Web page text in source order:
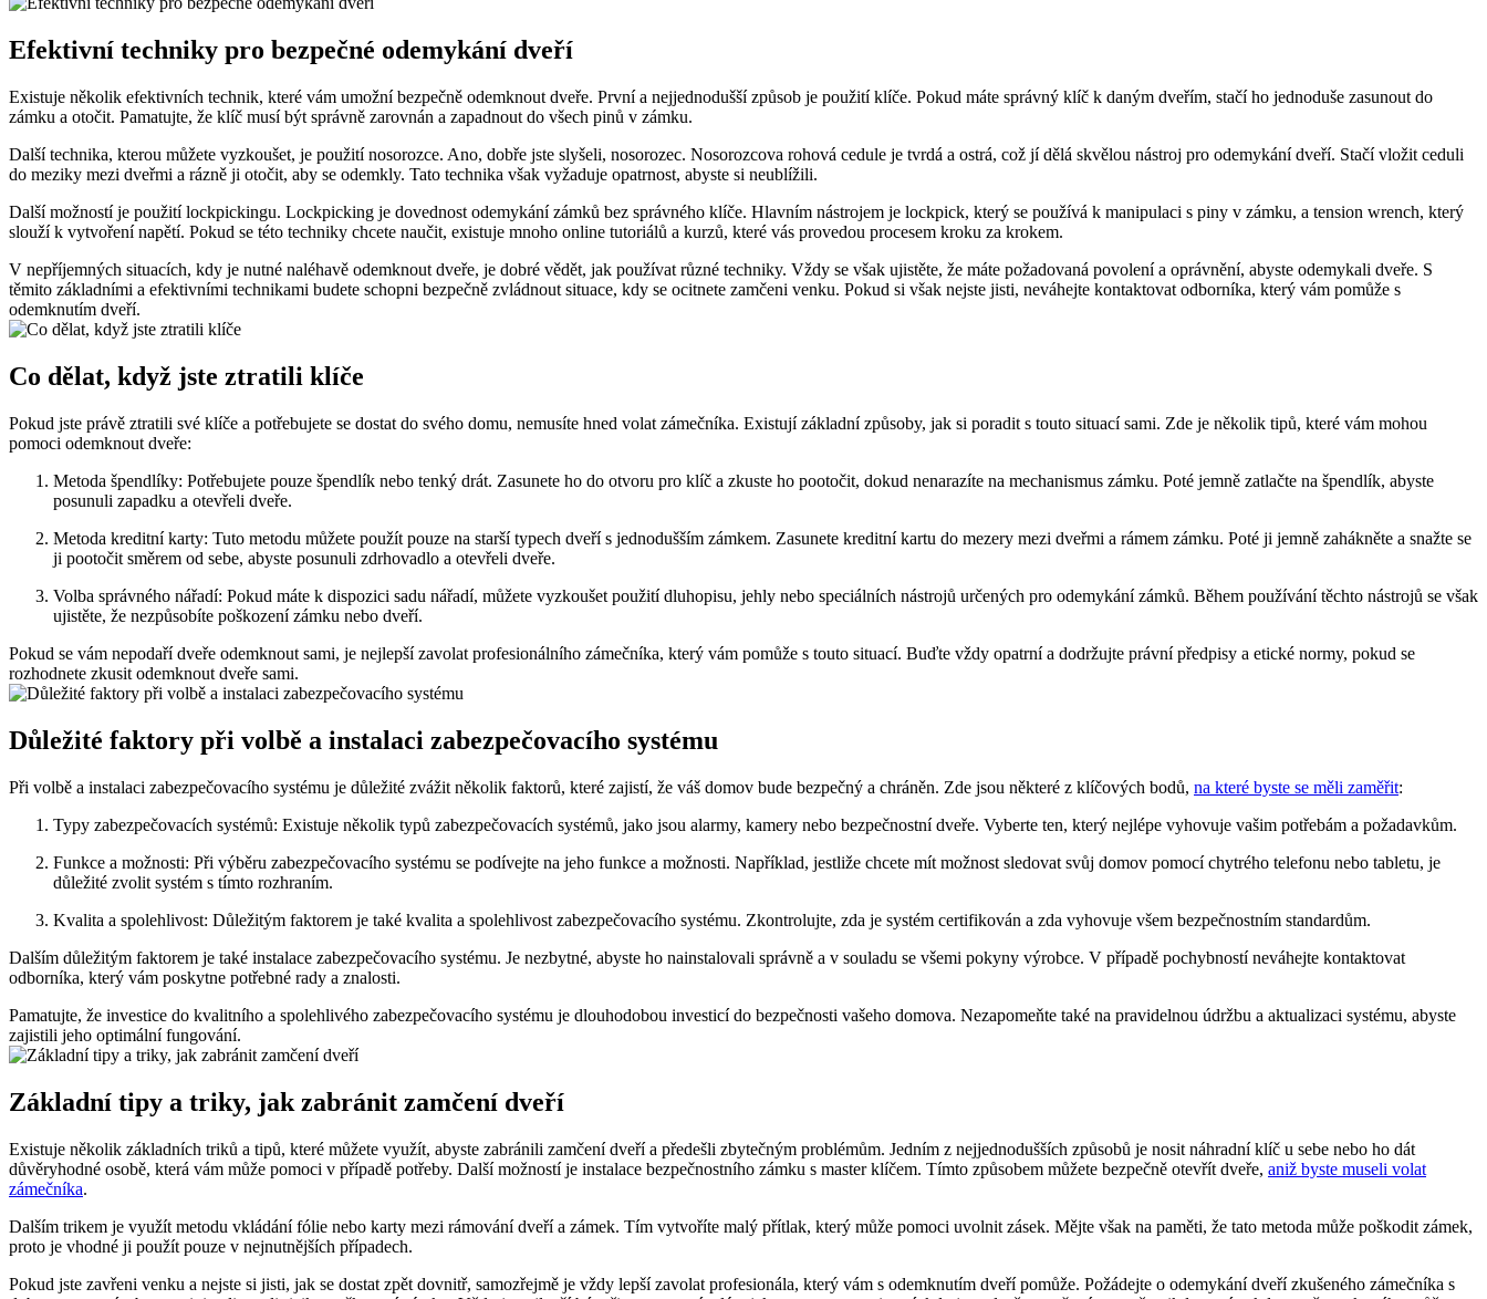
Efektivní techniky pro bezpečné odemykání dveří
Existuje několik efektivních technik, které vám umožní bezpečně odemknout dveře. První a nejjednodušší způsob je použití klíče. Pokud máte správný klíč k daným dveřím, stačí ho jednoduše zasunout do
zámku a otočit. Pamatujte, že klíč musí být správně zarovnán a zapadnout do všech pinů v zámku.
Další technika, kterou můžete vyzkoušet, je použití nosorozce. Ano, dobře jste slyšeli, nosorozec. Nosorozcova rohová cedule je tvrdá a ostrá, což jí dělá skvělou nástroj pro odemykání dveří. Stačí vložit ceduli
do meziky mezi dveřmi a rázně ji otočit, aby se odemkly. Tato technika však vyžaduje opatrnost, abyste si neublížili.
Další možností je použití lockpickingu. Lockpicking je dovednost odemykání zámků bez správného klíče. Hlavním nástrojem je lockpick, který se používá k manipulaci s piny v zámku, a tension wrench, který
slouží k vytvoření napětí. Pokud se této techniky chcete naučit, existuje mnoho online tutoriálů a kurzů, které vás provedou procesem kroku za krokem.
V nepříjemných situacích, kdy je nutné naléhavě odemknout dveře, je dobré vědět, jak používat různé techniky. Vždy se však ujistěte, že máte požadovaná povolení a oprávnění, abyste odemykali dveře. S
těmito základními a efektivními technikami budete schopni bezpečně zvládnout situace, kdy se ocitnete zamčeni venku. Pokud si však nejste jisti, neváhejte kontaktovat odborníka, který vám pomůže s
odemknutím dveří.
Co dělat, když jste ztratili klíče
Pokud jste právě ztratili své klíče a potřebujete se dostat do svého domu, nemusíte hned volat zámečníka. Existují základní způsoby, jak si poradit s touto situací sami. Zde je několik tipů, které vám mohou
pomoci odemknout dveře:
Metoda špendlíky: Potřebujete pouze špendlík nebo tenký drát. Zasunete ho do otvoru pro klíč a zkuste ho pootočit, dokud nenarazíte na mechanismus zámku. Poté jemně zatlačte na špendlík, abyste
posunuli zapadku a otevřeli dveře.
Metoda kreditní karty: Tuto metodu můžete použít pouze na starší typech dveří s jednodušším zámkem. Zasunete kreditní kartu do mezery mezi dveřmi a rámem zámku. Poté ji jemně zahákněte a snažte se
ji pootočit směrem od sebe, abyste posunuli zdrhovadlo a otevřeli dveře.
Volba správného nářadí: Pokud máte k dispozici sadu nářadí, můžete vyzkoušet použití dluhopisu, jehly nebo speciálních nástrojů určených pro odemykání zámků. Během používání těchto nástrojů se však
ujistěte, že nezpůsobíte poškození zámku nebo dveří.
Pokud se vám nepodaří dveře odemknout sami, je nejlepší zavolat profesionálního zámečníka, který vám pomůže s touto situací. Buďte vždy opatrní a dodržujte právní předpisy a etické normy, pokud se
rozhodnete zkusit odemknout dveře sami.
Důležité faktory při volbě a instalaci zabezpečovacího systému
Při volbě a instalaci zabezpečovacího systému je důležité zvážit několik faktorů, které zajistí, že váš domov bude bezpečný a chráněn. Zde jsou některé z klíčových bodů, na které byste se měli zaměřit:
Typy zabezpečovacích systémů: Existuje několik typů zabezpečovacích systémů, jako jsou alarmy, kamery nebo bezpečnostní dveře. Vyberte ten, který nejlépe vyhovuje vašim potřebám a požadavkům.
Funkce a možnosti: Při výběru zabezpečovacího systému se podívejte na jeho funkce a možnosti. Například, jestliže chcete mít možnost sledovat svůj domov pomocí chytrého telefonu nebo tabletu, je
důležité zvolit systém s tímto rozhraním.
Kvalita a spolehlivost: Důležitým faktorem je také kvalita a spolehlivost zabezpečovacího systému. Zkontrolujte, zda je systém certifikován a zda vyhovuje všem bezpečnostním standardům.
Dalším důležitým faktorem je také instalace zabezpečovacího systému. Je nezbytné, abyste ho nainstalovali správně a v souladu se všemi pokyny výrobce. V případě pochybností neváhejte kontaktovat
odborníka, který vám poskytne potřebné rady a znalosti.
Pamatujte, že investice do kvalitního a spolehlivého zabezpečovacího systému je dlouhodobou investicí do bezpečnosti vašeho domova. Nezapomeňte také na pravidelnou údržbu a aktualizaci systému, abyste
zajistili jeho optimální fungování.
Základní tipy a triky, jak zabránit zamčení dveří
Existuje několik základních triků a tipů, které můžete využít, abyste zabránili zamčení dveří a předešli zbytečným problémům. Jedním z nejjednodušších způsobů je nosit náhradní klíč u sebe nebo ho dát
důvěryhodné osobě, která vám může pomoci v případě potřeby. Další možností je instalace bezpečnostního zámku s master klíčem. Tímto způsobem můžete bezpečně otevřít dveře, aniž byste museli volat
zámečníka.
Dalším trikem je využít metodu vkládání fólie nebo karty mezi rámování dveří a zámek. Tím vytvoříte malý přítlak, který může pomoci uvolnit zásek. Mějte však na paměti, že tato metoda může poškodit zámek,
proto je vhodné ji použít pouze v nejnutnějších případech.
Pokud jste zavřeni venku a nejste si jisti, jak se dostat zpět dovnitř, samozřejmě je vždy lepší zavolat profesionála, který vám s odemknutím dveří pomůže. Požádejte o odemykání dveří zkušeného zámečníka s